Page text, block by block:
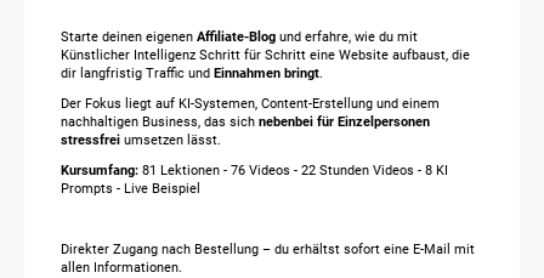
Starte deinen eigenen Affiliate-Blog und erfahre, wie du mit
Künstlicher Intelligenz Schritt für Schritt eine Website aufbaust, die
dir langfristig Traffic und Einnahmen bringt.
Der Fokus liegt auf KI-Systemen, Content-Erstellung und einem
nachhaltigen Business, das sich nebenbei für Einzelpersonen
stressfrei umsetzen lässt.
Kursumfang: 81 Lektionen - 76 Videos - 22 Stunden Videos - 8 KI
Prompts - Live Beispiel
Direkter Zugang nach Bestellung – du erhältst sofort eine E-Mail mit
allen Informationen.